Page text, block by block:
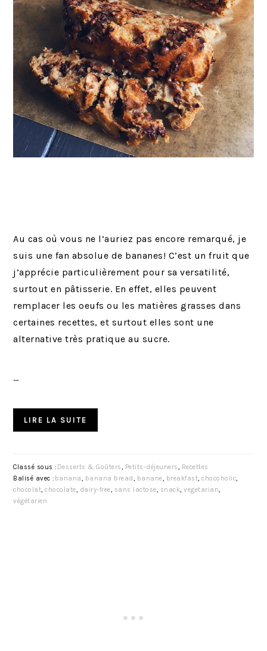
Au cas où vous ne l’auriez pas encore remarqué, je
suis une fan absolue de bananes! C’est un fruit que
j’apprécie particulièrement pour sa versatilité,
surtout en pâtisserie. En effet, elles peuvent
remplacer les oeufs ou les matières grasses dans
certaines recettes, et surtout elles sont une
alternative très pratique au sucre.
…
LIRE LA SUITE
Classé sous : Desserts & Goûters, Petits-déjeuners, Recettes
Balisé avec : banana, banana bread, banane, breakfast,chocoholic,
chocolat,chocolate, dairy-free, sans lactose, snack,vegetarian,
végétarien